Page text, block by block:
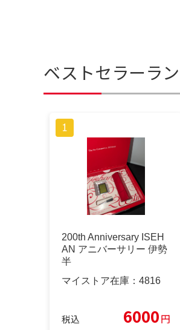
ベストセラーラ
200th Anniversary ISEH
AN アニバーサリー 伊勢
半
マイストア在庫： 4816
税込 6000円